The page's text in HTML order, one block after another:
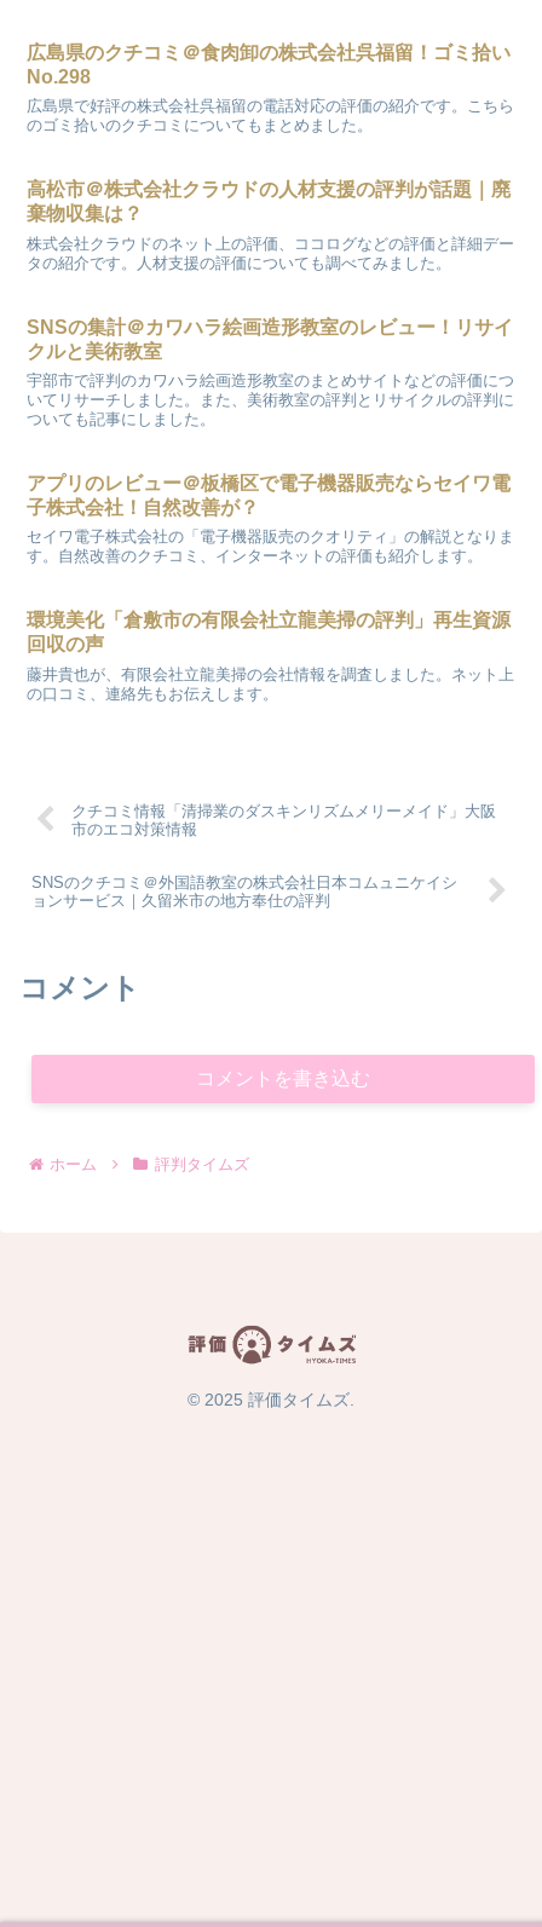
広島県のクチコミ＠食肉卸の株式会社呉福留！ゴミ拾い
No.298
広島県で好評の株式会社呉福留の電話対応の評価の紹介です。こちら
のゴミ拾いのクチコミについてもまとめました。
高松市＠株式会社クラウドの人材支援の評判が話題｜廃
棄物収集は？
株式会社クラウドのネット上の評価、ココログなどの評価と詳細デー
タの紹介です。人材支援の評価についても調べてみました。
SNSの集計＠カワハラ絵画造形教室のレビュー！リサイ
クルと美術教室
宇部市で評判のカワハラ絵画造形教室のまとめサイトなどの評価につ
いてリサーチしました。また、美術教室の評判とリサイクルの評判に
ついても記事にしました。
アプリのレビュー＠板橋区で電子機器販売ならセイワ電
子株式会社！自然改善が？
セイワ電子株式会社の「電子機器販売のクオリティ」の解説となりま
す。自然改善のクチコミ、インターネットの評価も紹介します。
環境美化「倉敷市の有限会社立龍美掃の評判」再生資源
回収の声
藤井貴也が、有限会社立龍美掃の会社情報を調査しました。ネット上
の口コミ、連絡先もお伝えします。
クチコミ情報「清掃業のダスキンリズムメリーメイド」大阪
市のエコ対策情報
SNSのクチコミ＠外国語教室の株式会社日本コムュニケイシ
ョンサービス｜久留米市の地方奉仕の評判
コメント
コメントを書き込む
ホーム 評判タイムズ
© 2025 評価タイムズ.